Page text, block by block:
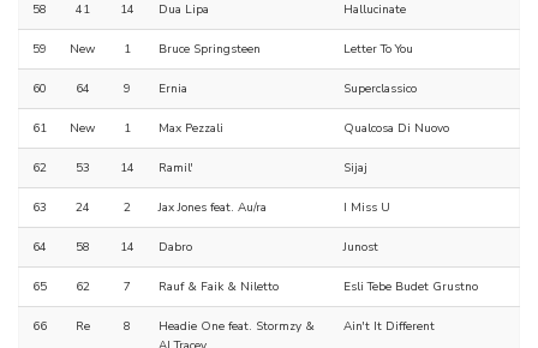
58 41 14 Dua Lipa Hallucinate
59 New 1 Bruce Springsteen Letter To You
60 64 9 Ernia Superclassico
61 New 1 Max Pezzali Qualcosa Di Nuovo
62 53 14 Ramil' Sijaj
63 24 2 Jax Jones feat. Au/ra I Miss U
64 58 14 Dabro Junost
65 62 7 Rauf & Faik & Niletto Esli Tebe Budet Grustno
66 Re 8
Headie One feat. Stormzy &
Ain't It Different